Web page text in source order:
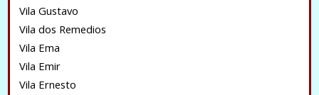
Vila Gustavo
Vila dos Remedios
Vila Ema
Vila Emir
Vila Ernesto